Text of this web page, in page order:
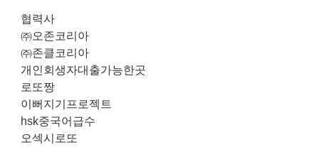
협력사
㈜오존코리아
㈜존클코리아
개인회생자대출가능한곳
로또짱
이뻐지기프로젝트
hsk중국어급수
오섹시로또